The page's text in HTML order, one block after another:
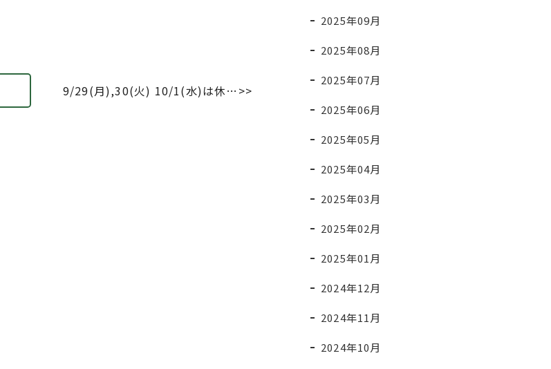
9/29(月),30(火) 10/1(水)は休診 >>
2025年09月
2025年08月
2025年07月
2025年06月
2025年05月
2025年04月
2025年03月
2025年02月
2025年01月
2024年12月
2024年11月
2024年10月